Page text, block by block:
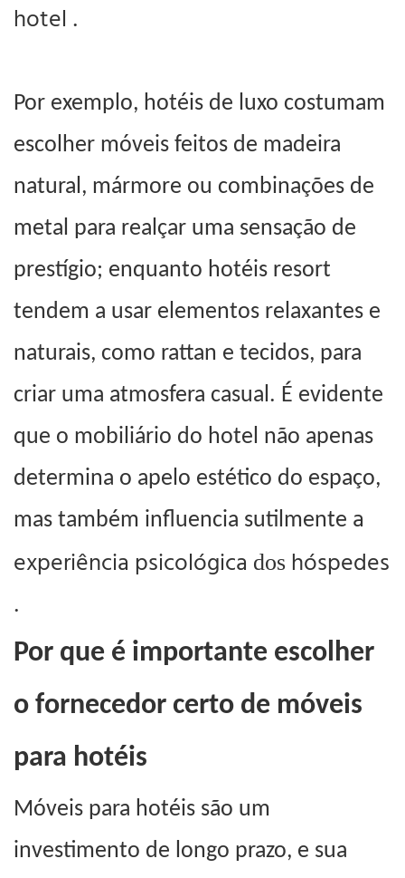
hotel .
Por exemplo, hotéis de luxo costumam
escolher móveis feitos de madeira
natural, mármore ou combinações de
metal para realçar uma sensação de
prestígio; enquanto hotéis resort
tendem a usar elementos relaxantes e
naturais, como rattan e tecidos, para
criar uma atmosfera casual. É evidente
que o mobiliário do hotel não apenas
determina o apelo estético do espaço,
mas também influencia sutilmente a
experiência psicológica dos hóspedes
.
Por que é importante escolher
o fornecedor certo de móveis
para hotéis
Móveis para hotéis são um
investimento de longo prazo, e sua